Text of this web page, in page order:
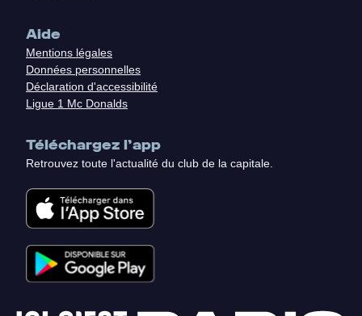
Aide
Mentions légales
Données personnelles
Déclaration d'accessibilité
Ligue 1 Mc Donalds
Téléchargez l'app
Retrouvez toute l'actualité du club de la capitale.